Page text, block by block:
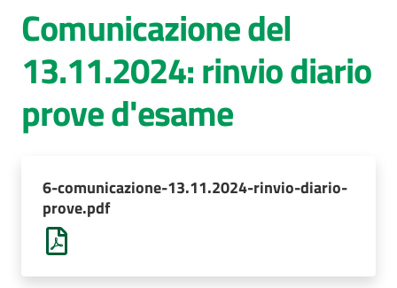
Luoghi di
cura
Comunica
Comunicazione del
13.11.2024: rinvio diario
prove d'esame
6-comunicazione-13.11.2024-rinvio-diario-
prove.pdf